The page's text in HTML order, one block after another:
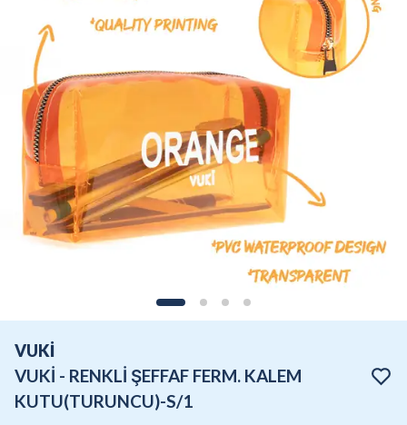
VUKİ
VUKİ - RENKLİ ŞEFFAF FERM. KALEM
KUTU(TURUNCU)-S/1